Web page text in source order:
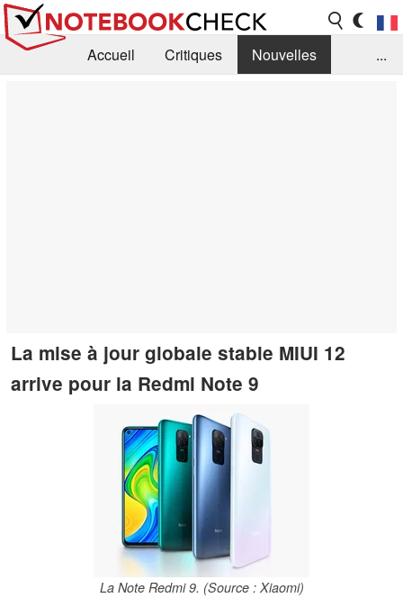
Accueil Critiques
Nouvelles
...
La mise à jour globale stable MIUI 12
arrive pour la Redmi Note 9
La Note Redmi 9. (Source : Xiaomi)